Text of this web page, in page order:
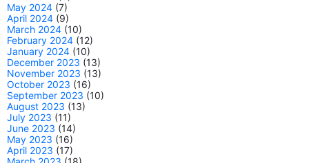
May 2024 (7)
April 2024 (9)
March 2024 (10)
February 2024 (12)
January 2024 (10)
December 2023 (13)
November 2023 (13)
October 2023 (16)
September 2023 (10)
August 2023 (13)
July 2023 (11)
June 2023 (14)
May 2023 (16)
April 2023 (17)